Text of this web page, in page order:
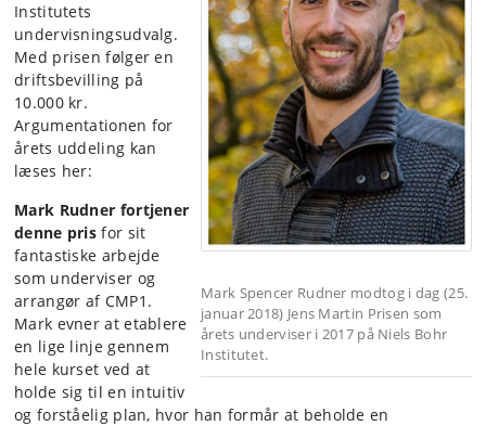
Mark Spencer Rudner modtog i dag (25.
januar 2018) Jens Martin Prisen som
årets underviser i 2017 på Niels Bohr
Institutet.
Institutets
undervisningsudvalg.
Med prisen følger en
driftsbevilling på
10.000 kr.
Argumentationen for
årets uddeling kan
læses her:
Mark Rudner fortjener
denne pris for sit
fantastiske arbejde
som underviser og
arrangør af CMP1.
Mark evner at etablere
en lige linje gennem
hele kurset ved at
holde sig til en intuitiv
og forståelig plan, hvor han formår at beholde en